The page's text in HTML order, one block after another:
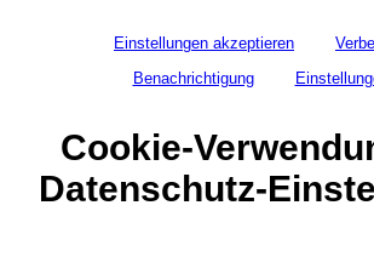
Einstellungen akzeptieren
Benachrichtigung
Cookie-
Datenschutz-